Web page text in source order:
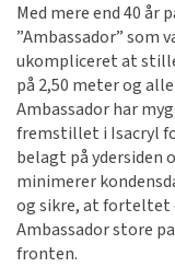
Med mere end 40
”Ambassador”
ukompliceret at
på 2,50 meter og
Ambassador har
fremstillet i Isacryl
belagt på ydersiden
minimerer
og sikre, at forteltet
Ambassador store
fronten.